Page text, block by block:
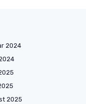
2024
2025